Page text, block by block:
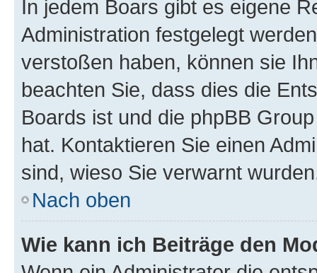
In jedem Boars gibt es eigene
Administration festgelegt
verstoßen haben, können sie
beachten Sie, dass dies die
Boards ist und die phpBB
hat. Kontaktieren Sie einen
sind, wieso Sie verwarnt
Nach oben
Wie kann ich Beiträge den